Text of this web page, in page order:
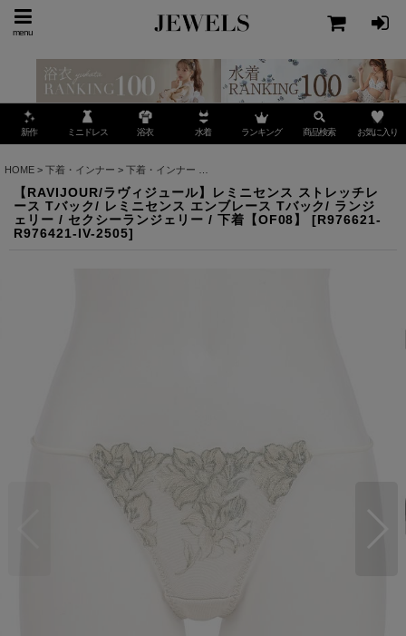
menu
新作 ミニドレス 浴衣 水着 ランキング 商品検索 お気に入り
HOME > 下着・インナー > 下着・インナー
【RAVIJOUR/ラヴィジュール】レミニセンス ストレッチレ
ース Tバック/ レミニセンス エンブレース Tバック/ ランジ
ェリー / セクシーランジェリー / 下着【OF08】
[R976621-
R976421-IV-2505]